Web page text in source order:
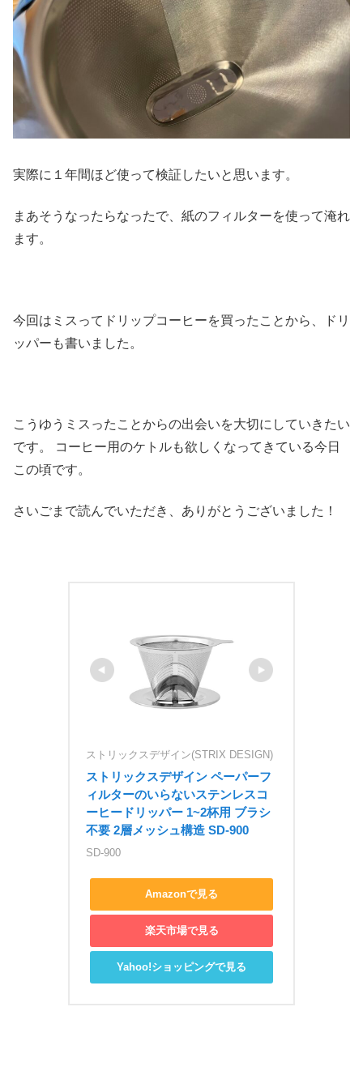
実際に１年間ほど使って検証したいと思います。
まあそうなったらなったで、紙のフィルターを使って淹れ
ます。
今回はミスってドリップコーヒーを買ったことから、ドリ
ッパーも書いました。
こうゆうミスったことからの出会いを大切にしていきたい
です。 コーヒー用のケトルも欲しくなってきている今日
この頃です。
さいごまで読んでいただき、ありがとうございました！
ストリックスデザイン(STRIX DESIGN)
ストリックスデザイン ペーパーフ
ィルターのいらないステンレスコ
ーヒードリッパー 1~2杯用 ブラシ
不要 2層メッシュ構造 SD-900
SD-900
Amazonで見る
楽天市場で見る
Yahoo!ショッピングで見る